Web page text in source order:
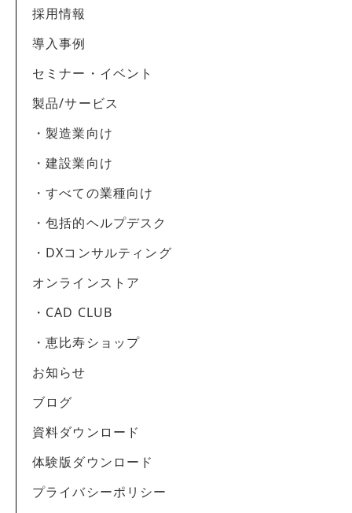
採用情報
導入事例
セミナー・イベント
製品/サービス
・製造業向け
・建設業向け
・すべての業種向け
・包括的ヘルプデスク
・DXコンサルティング
オンラインストア
・CAD CLUB
・恵比寿ショップ
お知らせ
ブログ
資料ダウンロード
体験版ダウンロード
プライバシーポリシー